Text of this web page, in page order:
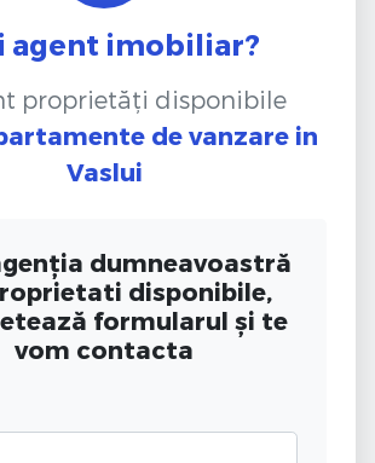
agent imobiliar?
proprietăți disponibile
de vanzare in
Vaslui
dumneavoastră
disponibile,
formularul și te
vom contacta